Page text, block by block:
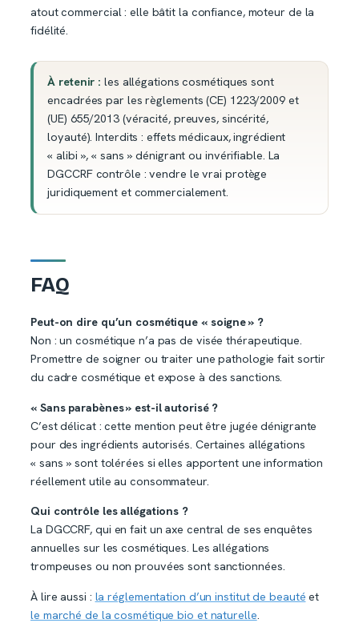
atout commercial : elle bâtit la confiance, moteur de la
fidélité.
À retenir : les allégations cosmétiques sont
encadrées par les règlements (CE) 1223/2009 et
(UE) 655/2013 (véracité, preuves, sincérité,
loyauté). Interdits : effets médicaux, ingrédient
« alibi », « sans » dénigrant ou invérifiable. La
DGCCRF contrôle : vendre le vrai protège
juridiquement et commercialement.
FAQ
Peut-on dire qu’un cosmétique « soigne » ?
Non : un cosmétique n’a pas de visée thérapeutique.
Promettre de soigner ou traiter une pathologie fait sortir
du cadre cosmétique et expose à des sanctions.
« Sans parabènes » est-il autorisé ?
C’est délicat : cette mention peut être jugée dénigrante
pour des ingrédients autorisés. Certaines allégations
« sans » sont tolérées si elles apportent une information
réellement utile au consommateur.
Qui contrôle les allégations ?
La DGCCRF, qui en fait un axe central de ses enquêtes
annuelles sur les cosmétiques. Les allégations
trompeuses ou non prouvées sont sanctionnées.
À lire aussi : la réglementation d’un institut de beauté et
le marché de la cosmétique bio et naturelle.